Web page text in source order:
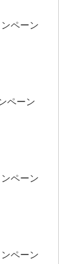
ペーン
ペーン
ペーン
ペーン